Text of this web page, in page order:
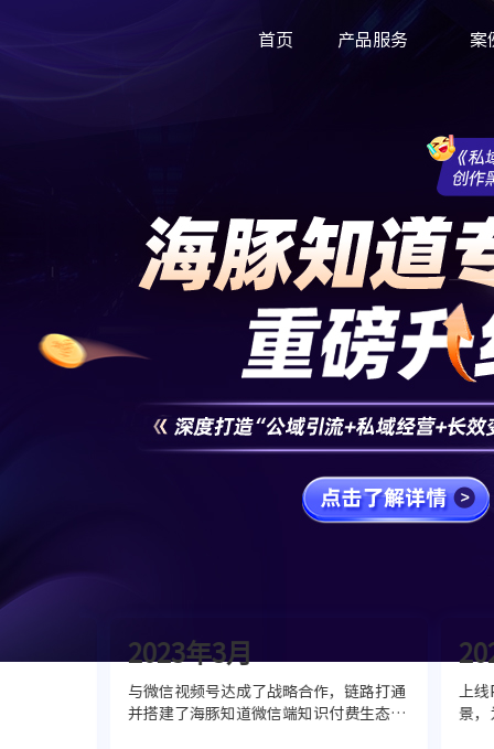
首页 产品服务 案
2023年3月
与微信视频号达成了战略合作，链路打通
并搭建了海豚知道微信端知识付费生态，
上线
景，为